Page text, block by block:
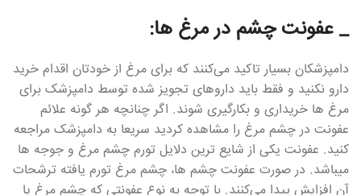
_ عفونت چشم در مرغ ها:
دامپزشکان بسیار تاکید می‌کنند که برای مرغ از خودتان اقدام خرید
دارو نکنید و فقط باید داروهای تجویز شده توسط دامپزشک برای
مرغ ها خریداری و بکارگیری شوند. اگر چنانچه هر گونه علائم
عفونت در چشم مرغ را مشاهده کردید سریعا به دامپزشک مراجعه
کنید. عفونت یکی از شایع ترین دلایل تورم چشم مرغ و جوجه ها
میباشد. در صورت عفونت چشم ها، چشم مرغ تورم یافته ترشحات
آن افزایش پیدا می‌کنند. با توجه به نوع عفونتی که چشم مرغ یا